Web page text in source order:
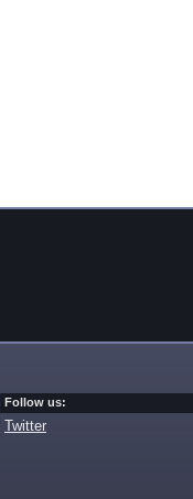
Follow us:
Twitter